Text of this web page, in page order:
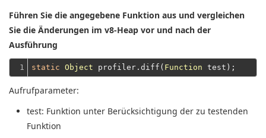
Führen Sie die angegebene Funktion aus und vergleichen
Sie die Änderungen im v8-Heap vor und nach der
Ausführung
1 static Object profiler.diff( Function
Aufrufparameter:
test: Funktion unter Berücksichtigung der zu testenden
Funktion